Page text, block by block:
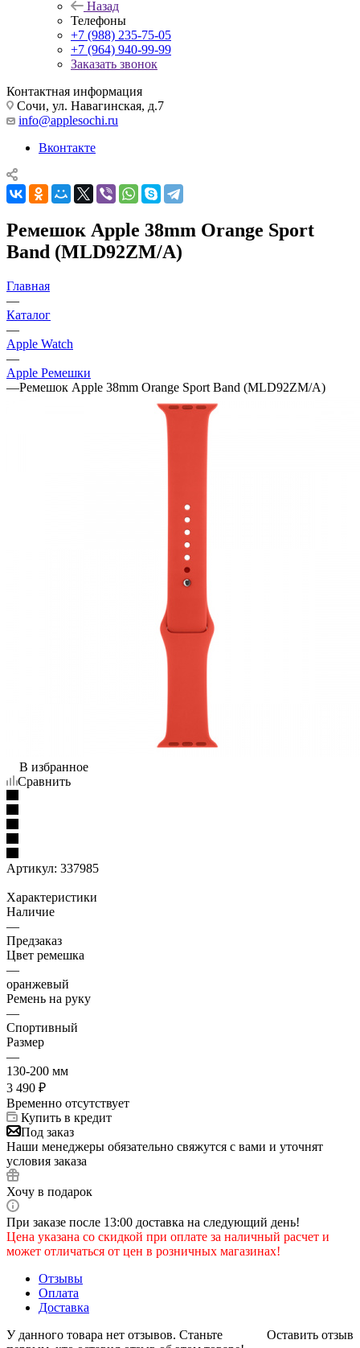
Назад
Телефоны
+7 (988) 235-75-05
+7 (964) 940-99-99
Заказать звонок
Контактная информация
Сочи, ул. Навагинская, д.7
info@applesochi.ru
Вконтакте
Ремешок Apple 38mm Orange Sport
Band (MLD92ZM/A)
Главная
—
Каталог
—
Apple Watch
—
Apple Ремешки
—Ремешок Apple 38mm Orange Sport Band (MLD92ZM/A)
В избранное
Сравнить
Артикул: 337985
Характеристики
Наличие
—
Предзаказ
Цвет ремешка
—
оранжевый
Ремень на руку
—
Спортивный
Размер
—
130-200 мм
3 490 ₽
Временно отсутствует
Купить в кредит
Под заказ
Наши менеджеры обязательно свяжутся с вами и уточнят
условия заказа
Хочу в подарок
При заказе после 13:00 доставка на следующий день!
Цена указана со скидкой при оплате за наличный расчет и
может отличаться от цен в розничных магазинах!
Отзывы
Оплата
Доставка
Оставить отзыв
У данного товара нет отзывов. Станьте